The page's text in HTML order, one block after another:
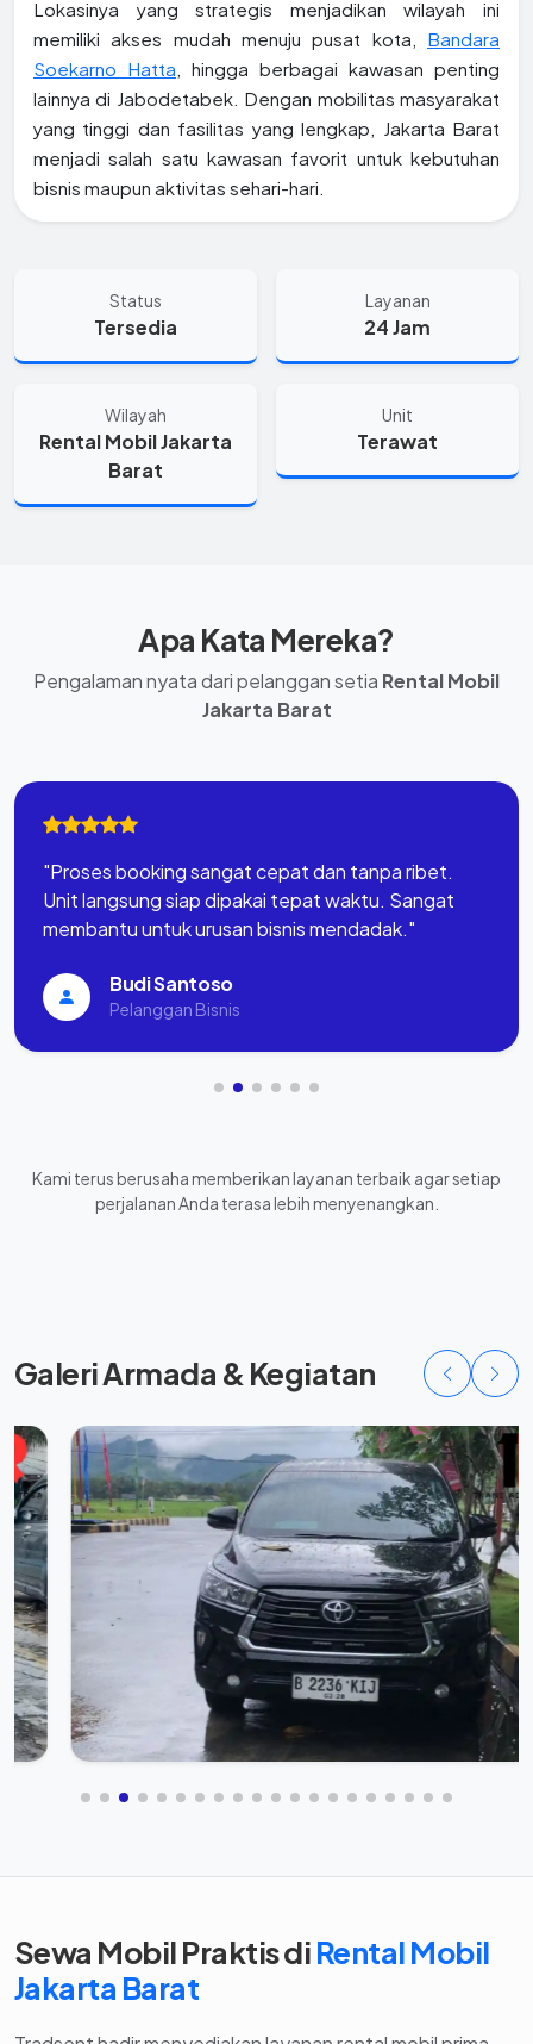
Lokasinya yang strategis menjadikan wilayah ini
memiliki akses mudah menuju pusat kota, Bandara
Soekarno Hatta , hingga berbagai kawasan penting
lainnya di Jabodetabek. Dengan mobilitas masyarakat
yang tinggi dan fasilitas yang lengkap, Jakarta Barat
menjadi salah satu kawasan favorit untuk kebutuhan
bisnis maupun aktivitas sehari-hari.
Status
Tersedia
Layanan
24 Jam
Wilayah
Rental Mobil Jakarta
Barat
Unit
Terawat
Apa Kata Mereka?
Pengalaman nyata dari pelanggan setia Rental Mobil
Jakarta Barat
"Proses booking sangat cepat dan tanpa ribet.
Unit langsung siap dipakai tepat waktu. Sangat
membantu untuk urusan bisnis mendadak."
Budi Santoso
Pelanggan Bisnis
Kami terus berusaha memberikan layanan terbaik agar setiap
perjalanan Anda terasa lebih menyenangkan.
Galeri Armada & Kegiatan
Sewa Mobil Praktis diRental Mobil
Jakarta Barat